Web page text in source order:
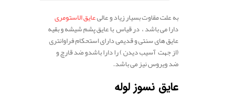
به علت مقاوت بسیار زیاد و عالیعایق الاستومری
دارا می باشد ، در قیاس با عایق پشم شیشه و بقیه
عایق های سنتی و قدیمی دارای استحکام فراوانتری
(از جهت آسیب دیدن ) را دارا باشدو ضد قارچ و
ضد ویروس نیز می باشد.
عایق نسوز لوله